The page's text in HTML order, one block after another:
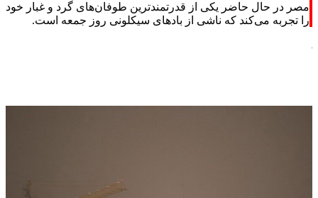
مصر در حال حاضر یکی از قدرتمندترین طوفان‌های گرد و غبار خود
را تجربه می‌کند که ناشی از بادهای سیکلونی روز جمعه است.